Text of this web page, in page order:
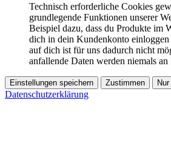
Technisch erforderliche Cookies
grundlegende Funktionen unserer
Beispiel dazu, dass du Produkte im
dich in dein Kundenkonto
auf dich ist für uns dadurch nicht
anfallende Daten werden niemals
Einstellungen speichern Zustimmen
Datenschutzerklärung